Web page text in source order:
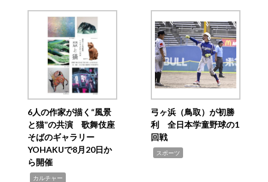
6人の作家が描く“風景
と猫”の共演 歌舞伎座
そばのギャラリー
YOHAKUで8月20日か
ら開催
カルチャー
弓ヶ浜（鳥取）が初勝
利 全日本学童野球の1
回戦
スポーツ